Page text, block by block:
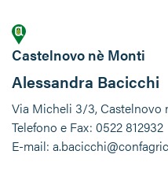
Castelnovo nè Monti
Alessandra Bacicchi
Via Micheli 3/3, Castelnovo
Telefono e Fax: 0522 812932
E-mail: